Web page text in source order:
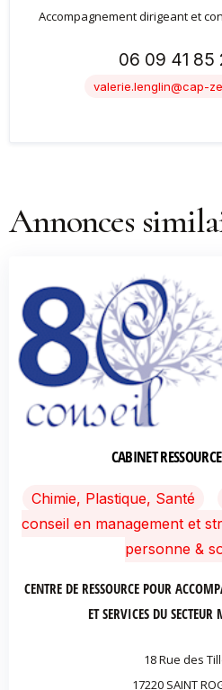
Accompagnement dirigeant et
06 09 41 85
valerie.lenglin@cap-
Annonces
CABINET
Chimie, Plastique, Santé
conseil en management et
personne &
CENTRE DE RESSOURCE POUR
ET SERVICES DU
18 Rue des
17220 SAINT